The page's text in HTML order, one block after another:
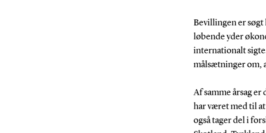
Bevillingen er søgt
løbende yder
internationalt
målsætninger om,
Af samme årsag
har været med til
også tager del i